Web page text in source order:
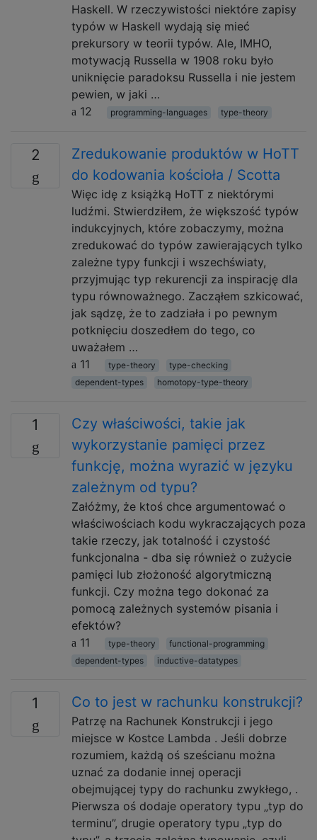
Haskell. W rzeczywistości niektóre zapisy
typów w Haskell wydają się mieć
prekursory w teorii typów. Ale, IMHO,
motywacją Russella w 1908 roku było
uniknięcie paradoksu Russella i nie jestem
pewien, w jaki …
12
programming-languages type-theory
2
Zredukowanie produktów w HoTT
do kodowania kościoła / Scotta
Więc idę z książką HoTT z niektórymi
ludźmi. Stwierdziłem, że większość typów
indukcyjnych, które zobaczymy, można
zredukować do typów zawierających tylko
zależne typy funkcji i wszechświaty,
przyjmując typ rekurencji za inspirację dla
typu równoważnego. Zacząłem szkicować,
jak sądzę, że to zadziała i po pewnym
potknięciu doszedłem do tego, co
uważałem …
11
type-theory
type-checking
dependent-types
homotopy-type-theory
1
Czy właściwości, takie jak
wykorzystanie pamięci przez
funkcję, można wyrazić w języku
zależnym od typu?
Załóżmy, że ktoś chce argumentować o
właściwościach kodu wykraczających poza
takie rzeczy, jak totalność i czystość
funkcjonalna - dba się również o zużycie
pamięci lub złożoność algorytmiczną
funkcji. Czy można tego dokonać za
pomocą zależnych systemów pisania i
efektów?
11
type-theory
functional-programming
dependent-types
inductive-datatypes
1 Co to jest w rachunku konstrukcji?
Patrzę na Rachunek Konstrukcji i jego
miejsce w Kostce Lambda . Jeśli dobrze
rozumiem, każdą oś sześcianu można
uznać za dodanie innej operacji
obejmującej typy do rachunku zwykłego, .
Pierwsza oś dodaje operatory typu „typ do
terminu”, drugie operatory typu „typ do